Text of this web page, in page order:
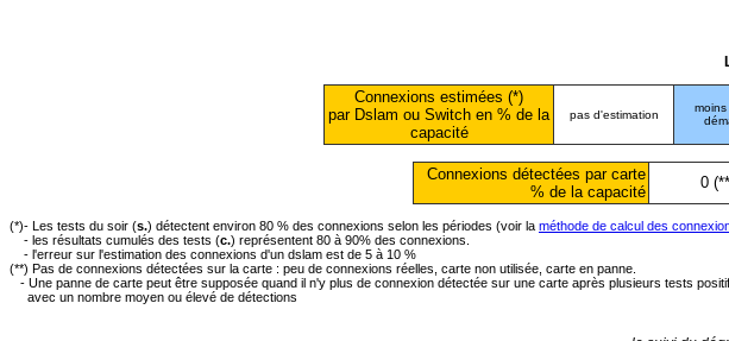
Connexions estimées (*)
par Dslam ou Switch en % de la
capacité
pas d'estimation
Connexions détectées par carte
% de la capacité
0
(*)- Les tests du soir (s.) détectent environ 80 % des connexions selon les périodes (voir la méthode de calcul des
- les résultats cumulés des tests (c.) représentent 80 à 90% des connexions.
- l'erreur sur l'estimation des connexions d'un dslam est de 5 à 10 %
(**) Pas de connexions détectées sur la carte : peu de connexions réelles, carte non utilisée, carte en panne.
- Une panne de carte peut être supposée quand il n'y plus de connexion détectée sur une carte après plusieurs tests
avec un nombre moyen ou élevé de détections